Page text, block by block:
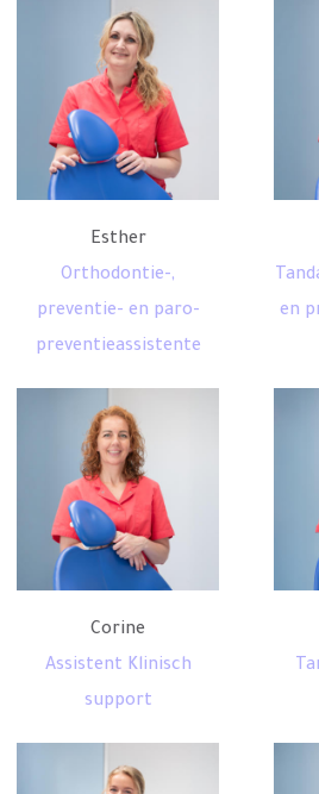
Esther
Orthodontie-,
preventie- en paro-
preventieassistente
en
Corine
Assistent Klinisch
support